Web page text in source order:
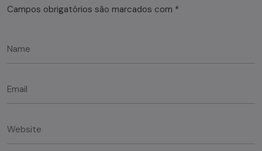
Campos obrigatórios são marcados com *